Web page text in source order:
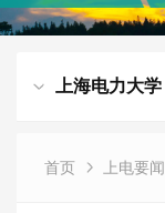
上海电力大学
首页 上电要闻